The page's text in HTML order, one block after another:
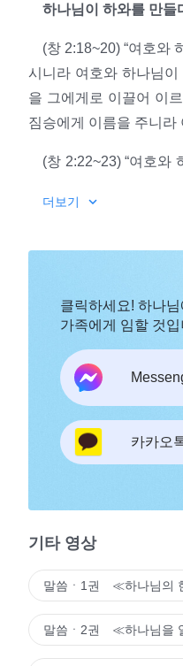
하나님이 하와를 만들
(창 2:18~20) “여호와
시니라 여호와 하나님
을 그에게로 이끌어 이
짐승에게 이름을 주니라
(창 2:22~23) “여호와
각 생물을 일컫는 바가
지 사실을 알려 준다.
게서 비롯됐다는 것이
있었느냐? 글자를 알았
하나님이 아담에게 각
다. 이는 사실이다! 그
는 하나님이 아담을 만
만들 때 하나님의 지혜
데 이 역시 너희가 분명
왜 이렇게 말하는 것일
하나님은 사람을 만
이런 것들을 받은 사람
면 하나님은 열납하고
담이 각 생물을 일컫는
았음을 의미한다. 아담
는 다른 의견이 있었을
고, 사람은 하나님이 준
도 할 수 없는 일이다.
른 사람이 자신 앞에서
그 지위를 놓고 다투지
없이 아담이 한 일을 부
더보기
클릭하세요! 하나
가족에게 임할 것입
카카오
기타 영상
말씀ㆍ1권 ≪하나님의
말씀ㆍ2권 ≪하나님을